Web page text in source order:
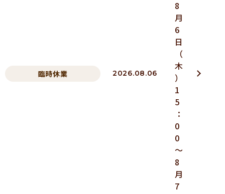
臨時休業 2026.08.06
8
月
6
日
（
木
）
1
5
：
0
0
～
8
月
7